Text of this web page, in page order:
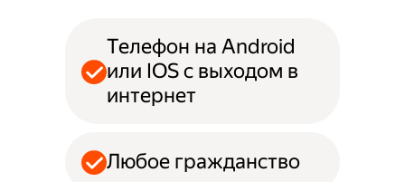
Телефон на Android
или IOS с выходом в
интернет
Любое гражданство